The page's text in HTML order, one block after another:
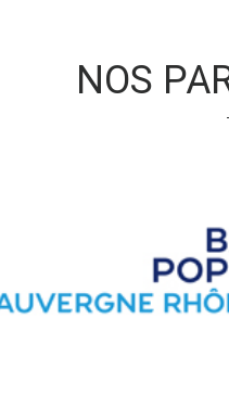
NOS